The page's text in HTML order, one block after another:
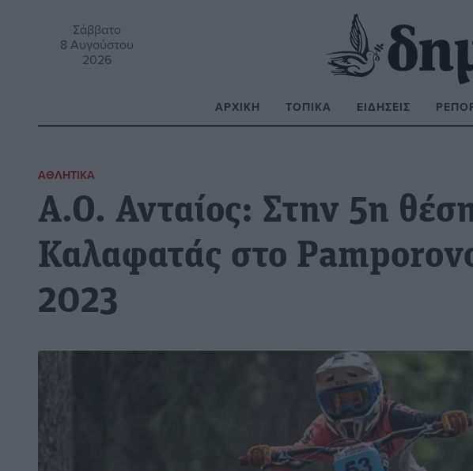
Σάββατο
8 Αυγούστου
2026
ΑΡΧΙΚΉ ΤΟΠΙΚΆ ΕΙΔΉΣΕΙΣ
ΑΘΛΗΤΙΚΆ
Α.Ο. Ανταίος: Στην 5η
Καλαφατάς στο
2023